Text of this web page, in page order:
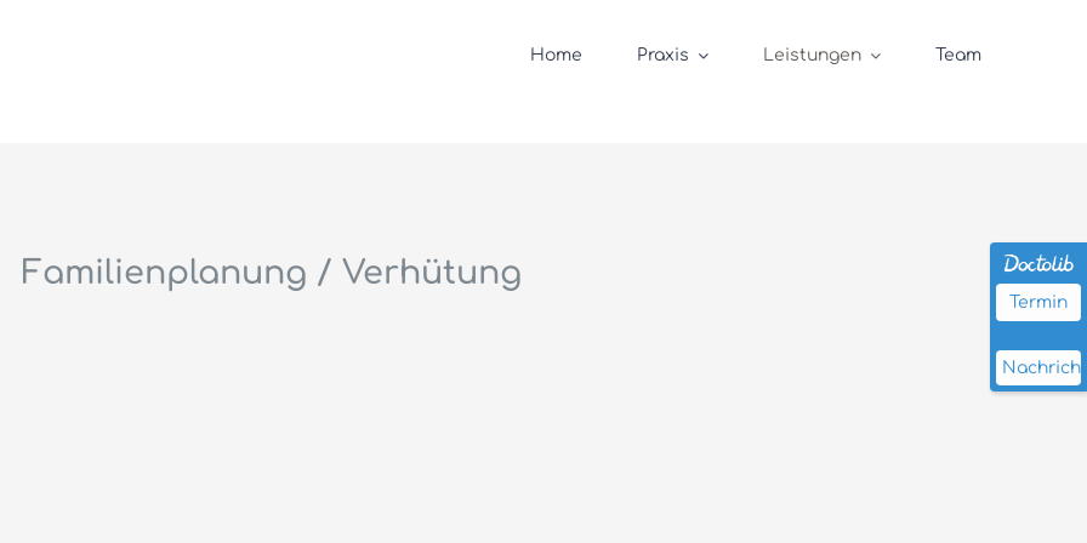
Home Praxis Leistungen Team
Familienplanung / Verhütung
Termin
Nachricht